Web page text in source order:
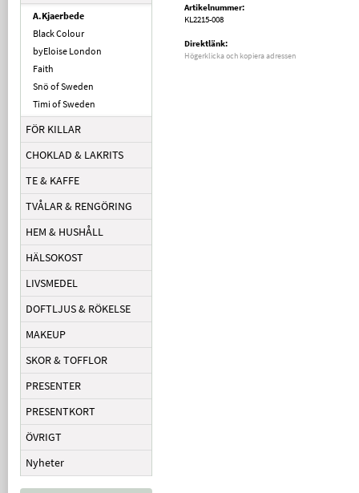
A.Kjaerbede
Black Colour
byEloise London
Faith
Snö of Sweden
Timi of Sweden
FÖR KILLAR
CHOKLAD & LAKRITS
TE & KAFFE
TVÅLAR & RENGÖRING
HEM & HUSHÅLL
HÄLSOKOST
LIVSMEDEL
DOFTLJUS & RÖKELSE
MAKEUP
SKOR & TOFFLOR
PRESENTER
PRESENTKORT
ÖVRIGT
Nyheter
Artikelnummer:
KL2215-008
Direktlänk:
Högerklicka och kopiera adressen